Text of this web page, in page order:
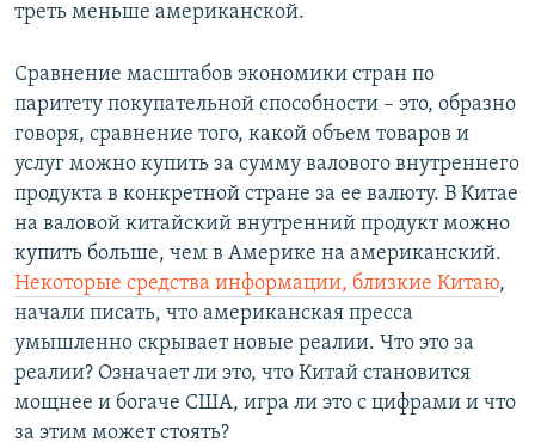
треть меньше американской.
Сравнение масштабов экономики стран по
паритету покупательной способности – это, образно
говоря, сравнение того, какой объем товаров и
услуг можно купить за сумму валового внутреннего
продукта в конкретной стране за ее валюту. В Китае
на валовой китайский внутренний продукт можно
купить больше, чем в Америке на американский.
Некоторые средства информации, близкие Китаю,
начали писать, что американская пресса
умышленно скрывает новые реалии. Что это за
реалии? Означает ли это, что Китай становится
мощнее и богаче США, игра ли это с цифрами и что
за этим может стоять?